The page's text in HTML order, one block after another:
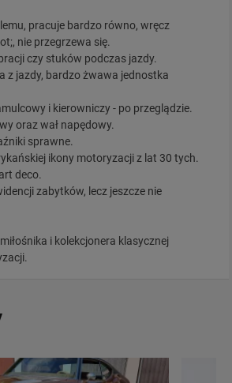
pracuje bardzo równo, wręcz
nie przegrzewa się.
czy stuków podczas jazdy.
z jazdy, bardzo żwawa jednostka
i kierowniczy - po przeglądzie.
oraz wał napędowy.
sprawne.
ikony motoryzacji z lat 30 tych.
deco.
zabytków, lecz jeszcze nie
i kolekcjonera klasycznej